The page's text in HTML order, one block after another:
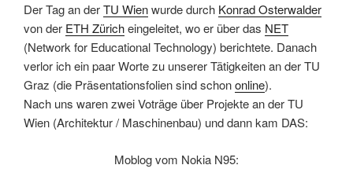
Der Tag an derTU Wienwurde durch Konrad Osterwalder
von der ETH Züricheingeleitet, wo er über das NET
(Network for Educational Technology) berichtete. Danach
verlor ich ein paar Worte zu unserer Tätigkeiten an der TU
Graz (die Präsentationsfolien sind schononline).
Nach uns waren zwei Voträge über Projekte an der TU
Wien (Architektur / Maschinenbau) und dann kam DAS:
Moblog vom Nokia N95: